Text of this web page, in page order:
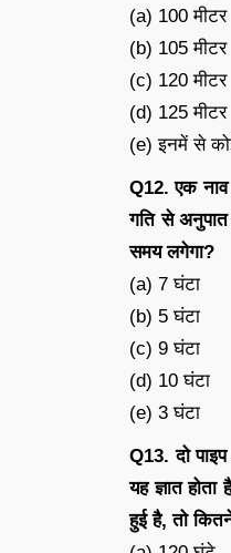
(a) 100 मीटर
(b) 105 मीटर
(c) 120 मीटर
(d) 125 मीटर
(e) इनमें से
Q12. एक
गति से
समय लगेगा?
(a) 7 घंटा
(b) 5 घंटा
(c) 9 घंटा
(d) 10 घंटा
(e) 3 घंटा
Q13. दो
यह ज्ञात
हुई है, तो